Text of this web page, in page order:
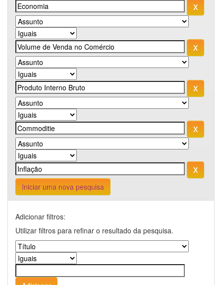
Iniciar uma nova pesquisa
Adicionar filtros:
Utilizar filtros para refinar o resultado da pesquisa.